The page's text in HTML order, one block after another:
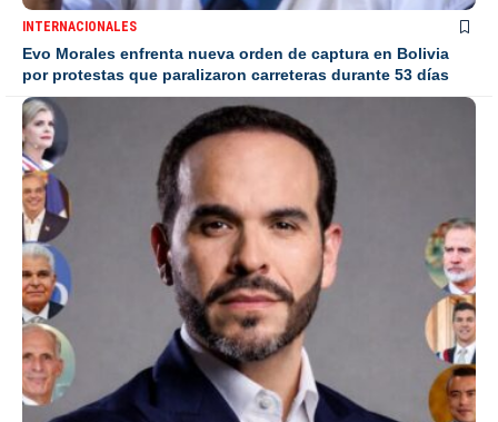
INTERNACIONALES
Evo Morales enfrenta nueva orden de captura en Bolivia
por protestas que paralizaron carreteras durante 53 días